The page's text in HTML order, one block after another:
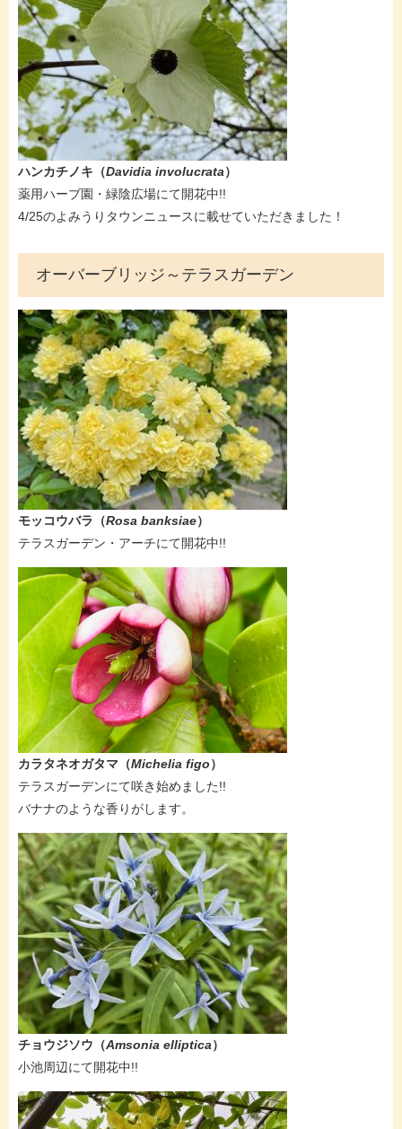
ハンカチノキ（Davidia involucrata）
​薬用ハーブ園・緑陰広場にて開花中!!
4/25のよみうりタウンニュースに載せていただきました！
オーバーブリッジ～テラスガーデン
モッコウバラ（Rosa banksiae）
​テラスガーデン・アーチにて開花中!!
カラタネオガタマ（Michelia figo）
​テラスガーデンにて咲き始めました!!
​バナナのような香りがします。​​
チョウジソウ​（Amsonia elliptica）
​​小池周辺にて開花中!!